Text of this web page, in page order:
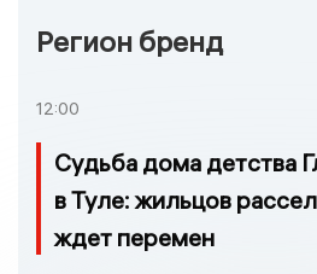
Регион бренд
12:00
Судьба дома детства
в Туле: жильцов
ждет перемен